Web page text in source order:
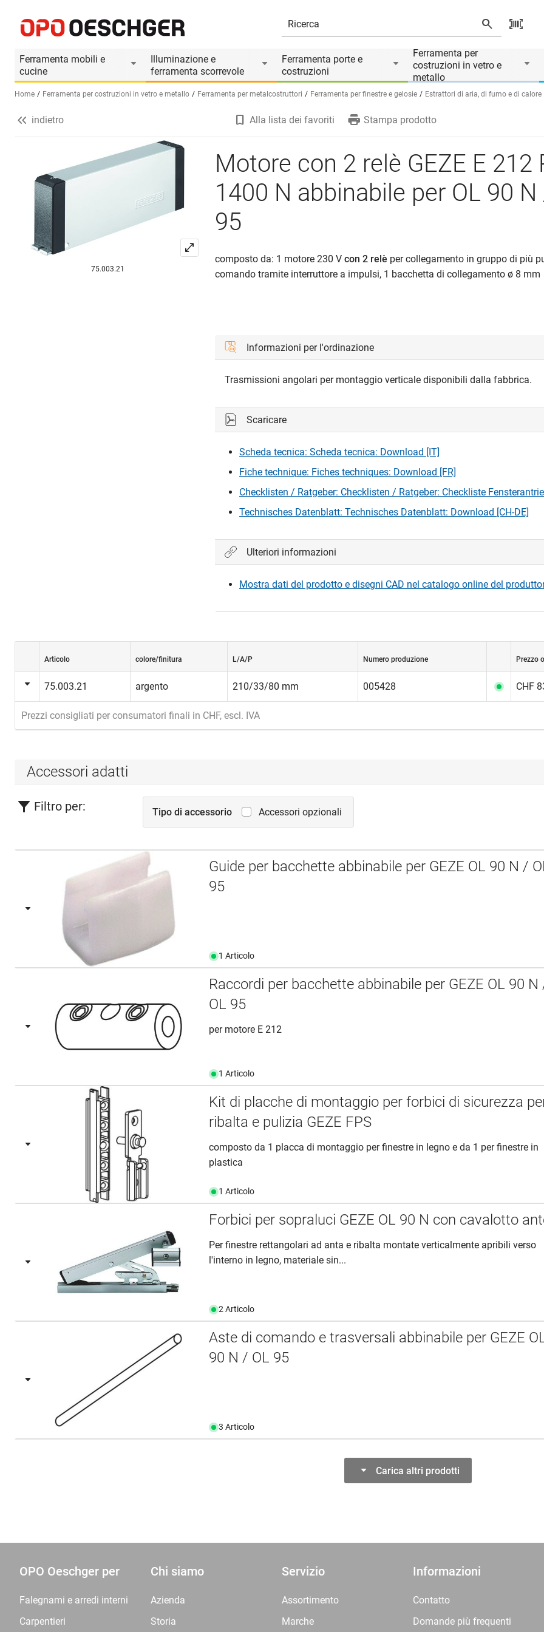
Ferramenta mobili e
cucine
Illuminazione e
ferramenta scorrevole
Ferramenta porte e
costruzioni
Ferramenta per
costruzioni in vetro e
metallo
Seleziona una lingua (IT)
Home Ferramenta per costruzioni in vetro e metallo Ferramenta per metalcostruttori Ferramenta per finestre e gelosie Estrattori di aria, di fumo e di calore
Informazioni prodotto
Accessori adatti
indietro Alla lista dei favoriti Stampa prodotto
75.003.21
Motore con 2 relè GEZE E 212
1400 N abbinabile per OL 90 N
95
composto da: 1 motore 230 V con 2 relè per collegamento in gruppo di più
comando tramite interruttore a impulsi, 1 bacchetta di collegamento ø 8 mm
Informazioni per l'ordinazione
Trasmissioni angolari per montaggio verticale disponibili dalla fabbrica.
Scaricare
Scheda tecnica: Scheda tecnica: Download [IT]
Fiche technique: Fiches techniques: Download [FR]
Checklisten / Ratgeber: Checklisten / Ratgeber: Checkliste
Technisches Datenblatt: Technisches Datenblatt: Download [CH-DE]
Ulteriori informazioni
Mostra dati del prodotto e disegni CAD nel catalogo online del
Articolo colore/finitura L/A/P Numero produzione Prezzo
75.003.21 argento 210/33/80 mm 005428 CHF
Prezzi consigliati per consumatori finali in CHF, escl. IVA
Accessori adatti
Filtro per: Tipo di accessorio Accessori opzionali
Guide per bacchette abbinabile per GEZE OL 90 N /
95
1 Articolo
Raccordi per bacchette abbinabile per GEZE OL 90 N
OL 95
per motore E 212
1 Articolo
Kit di placche di montaggio per forbici di sicurezza
ribalta e pulizia GEZE FPS
composto da 1 placca di montaggio per finestre in legno e da 1 per finestre in
plastica
1 Articolo
Forbici per sopraluci GEZE OL 90 N con cavalotto
Per finestre rettangolari ad anta e ribalta montate verticalmente apribili verso
l'interno in legno, materiale sin...
2 Articolo
Aste di comando e trasversali abbinabile per GEZE
90 N / OL 95
3 Articolo
Carica altri prodotti
OPO Oeschger per
Falegnami e arredi interni
Carpentieri
Chi siamo
Azienda
Storia
Servizio
Assortimento
Marche
Informazioni
Contatto
Domande più frequenti